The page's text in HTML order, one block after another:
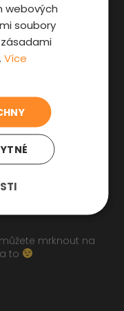
zasluhuje respekt,
mrknout na
to
na auto
auto
IZS
webových
soubory
Více